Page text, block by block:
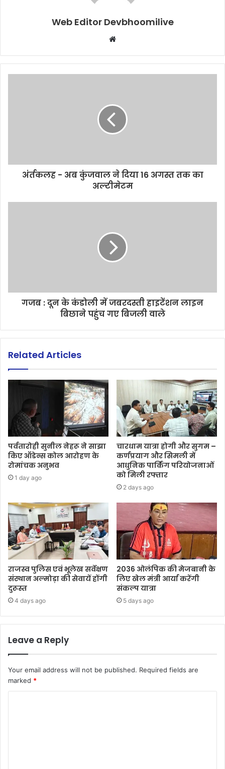
Web Editor Devbhoomilive
Website
अंर्तकलह - अब कुंजवाल ने दिया 16 अगस्त तक का
अल्टीमेटम
गजब : दून के कंडोली में जबरदस्ती हाइटेंशन लाइन
बिछाने पहुंच गए बिजली वाले
Related Articles
पर्वतारोही सुनील नेहरू ने साझा
किए ऑडेन्स कोल आरोहण के
रोमांचक अनुभव
1 day ago
चारधाम यात्रा होगी और सुगम –
कर्णप्रयाग और सिमली में
आधुनिक पार्किंग परियोजनाओं
को मिली रफ्तार
2 days ago
राजस्व पुलिस एवं भूलेख सर्वेक्षण
संस्थान अल्मोड़ा की सेवायें होंगी
दुरूस्त
4 days ago
2036 ओलंपिक की मेजबानी के
लिए खेल मंत्री आर्या करेंगी
संकल्प यात्रा
5 days ago
Leave a Reply
Your email address will not be published. Required fields are
marked *